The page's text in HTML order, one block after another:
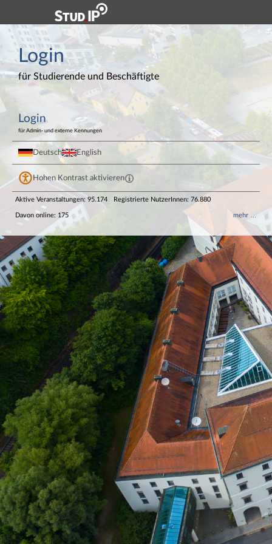
Hauptnavigation
Login
Login
Fußzeile
Login
für Studierende und Beschäftigte
Login
für Admin- und externe Kennungen
Deutsch English
Hohen Kontrast aktivieren
Aktive Veranstaltungen: 95.174 Registrierte NutzerInnen: 76.880
Davon online: 175 mehr …